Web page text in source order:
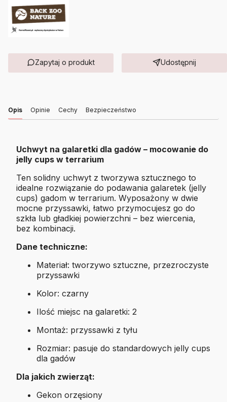
Zapytaj o produkt Udostępnij
Opis Opinie Cechy Bezpieczeństwo
Uchwyt na galaretki dla gadów – mocowanie do
jelly cups w terrarium
Ten solidny uchwyt z tworzywa sztucznego to
idealne rozwiązanie do podawania galaretek (jelly
cups) gadom w terrarium. Wyposażony w dwie
mocne przyssawki, łatwo przymocujesz go do
szkła lub gładkiej powierzchni – bez wiercenia,
bez kombinacji.
Dane techniczne:
Materiał: tworzywo sztuczne, przezroczyste
przyssawki
Kolor: czarny
Ilość miejsc na galaretki: 2
Montaż: przyssawki z tyłu
Rozmiar: pasuje do standardowych jelly cups
dla gadów
Dla jakich zwierząt:
Gekon orzęsiony